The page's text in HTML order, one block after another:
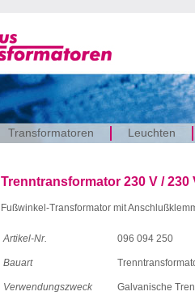
Transformatoren Leuchten
Trenntransformator 230 V / 230
Fußwinkel-Transformator mit
Artikel-Nr. 096 094 250
Bauart
Verwendungszweck Galvanische